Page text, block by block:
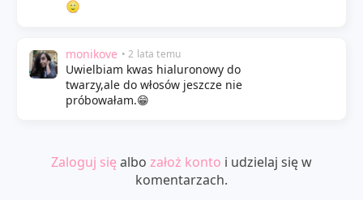
monikove • 2 lata temu
Uwielbiam kwas hialuronowy do
twarzy,ale do włosów jeszcze nie
próbowałam.😁
Zaloguj się albo założ konto i udzielaj się w
komentarzach.